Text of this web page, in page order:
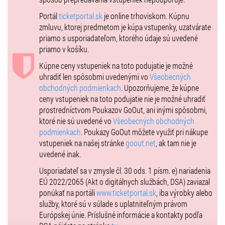
Je to úžasné a jedinečné prepojenie umenia a histórie.
podujatia je svojou dramaturgiou prepojením umelcov –
legendárnych skupín , ktoré sa svojou tvorbou výrazne zapísali do
prezentácie hudobnej scény oboch krajín – Slovenskej a Českej
republiky.
Bude nám cťou ich privítať spolu na jednom pódiu.
Jedna z najlepších a najvýznamnejších slovenských poprockových
skupín, ktorá vznikla v roku 1989 v Bratislave a neustále obohacuje
našu hudobnú scénu o skvelé skladby, ktoré, už mnohé z nich, sa
stali nestarnúcimi hitmi. Za svoju tvorbu získali významné ocenenia:
Krištáľové krídlo a Cenu Anděl za slovenský album roku
Je populárna česká hudobná skupina, ktorá vznikla v roku 1986
v Ostrave .Zakladajúcimi členmi sú Richard Kroczek a Radek
Portálticketportal.sk je online trhoviskom. Kúpnu
zmluvu, ktorej predmetom je kúpa vstupenky, uzatvárate
priamo s usporiadateľom, ktorého údaje sú uvedené
priamo v košíku.
Kúpne ceny vstupeniek na toto podujatie je možné
uhradiť len spôsobmi uvedenými voVšeobecných
obchodných podmienkach. Upozorňujeme, že kúpne
ceny vstupeniek na toto podujatie nie je možné uhradiť
prostredníctvom Poukazov GoOut, ani inými spôsobmi,
ktoré nie sú uvedené voVšeobecných obchodných
podmienkach. Poukazy GoOut môžete využiť pri nákupe
vstupeniek na našej stránkegoout.net , ak tam nie je
uvedené inak.
Usporiadateľ sa v zmysle čl. 30 ods. 1 písm. e) nariadenia
EÚ 2022/2065 (Akt o digitálnych službách, DSA) zaviazal
ponúkať na portáliwww.ticketportal.sk , iba výrobky alebo
služby, ktoré sú v súlade s uplatniteľným právom
Európskej únie. Príslušné informácie a kontakty podľa